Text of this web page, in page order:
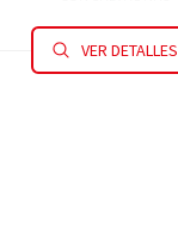
VER DETALLES